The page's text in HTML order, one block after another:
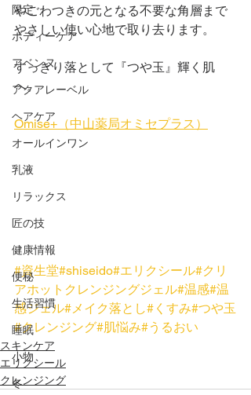
限定
ボディーケア
アベンヌ
アクアレーベル
ヘアケア
オールインワン
乳液
リラックス
匠の技
健康情報
便秘
生活習慣
睡眠
小物
冬
やごわつきの元となる不要な角層まで
やさしい使い心地で取り去ります。
すっきり落として『つや玉』輝く肌
へ。
Omise+（中山薬局オミセプラス）
#資生堂#shiseido#エリクシール#クリ
アホットクレンジングジェル#温感#温
感ジェル#メイク落とし#くすみ#つや玉
#クレンジング#肌悩み#うるおい
スキンケア
エリクシール
クレンジング